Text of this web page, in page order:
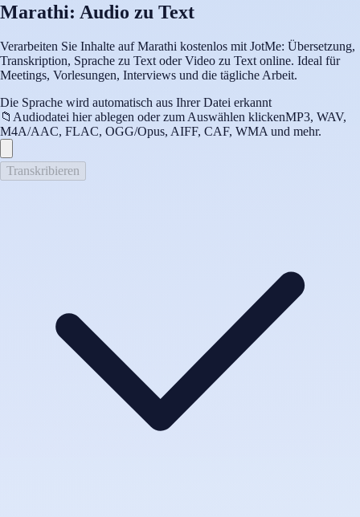
Marathi: Audio zu Text
Verarbeiten Sie Inhalte auf Marathi kostenlos mit JotMe: Übersetzung,
Transkription, Sprache zu Text oder Video zu Text online. Ideal für
Meetings, Vorlesungen, Interviews und die tägliche Arbeit.
Die Sprache wird automatisch aus Ihrer Datei erkannt
📁 Audiodatei hier ablegen oder zum Auswählen klickenMP3, WAV,
M4A/AAC, FLAC, OGG/Opus, AIFF, CAF, WMA und mehr.
Transkribieren